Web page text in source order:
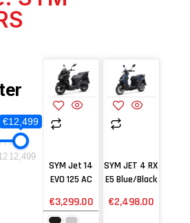
€12,499
12,499
SYM Jet 14
EVO 125 AC
€3,299.00
SYM JET 4 RX
E5 Blue/Black
€2,498.00